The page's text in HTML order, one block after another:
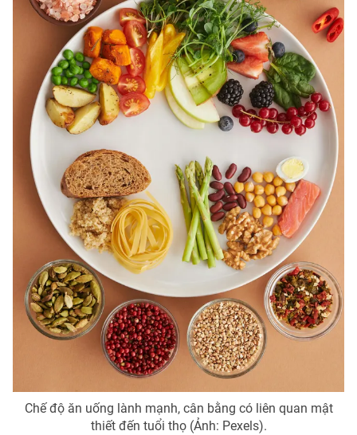
Chế độ ăn uống lành mạnh, cân bằng có liên quan mật
thiết đến tuổi thọ (Ảnh: Pexels).